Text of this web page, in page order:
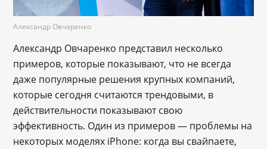
Александр Овчаренко
Александр Овчаренко представил несколько
примеров, которые показывают, что не всегда
даже популярные решения крупных компаний,
которые сегодня считаются трендовыми, в
действительности показывают свою
эффективность. Один из примеров — проблемы на
некоторых моделях iPhone: когда вы свайпаете,